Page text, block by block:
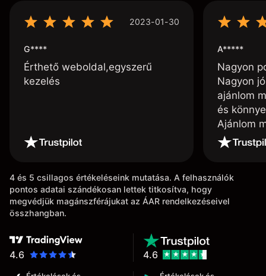
2023-01-30
G****
Érthető weboldal,egyszerű
kezelés
A*****
Nagyon
Nagyon
ajánlom
és
Ajánlom
4 és 5 csillagos értékeléseink mutatása. A felhasználók
pontos adatai szándékosan lettek titkosítva, hogy
megvédjük magánszférájukat az ÁAR rendelkezéseivel
összhangban.
4.6 4.6